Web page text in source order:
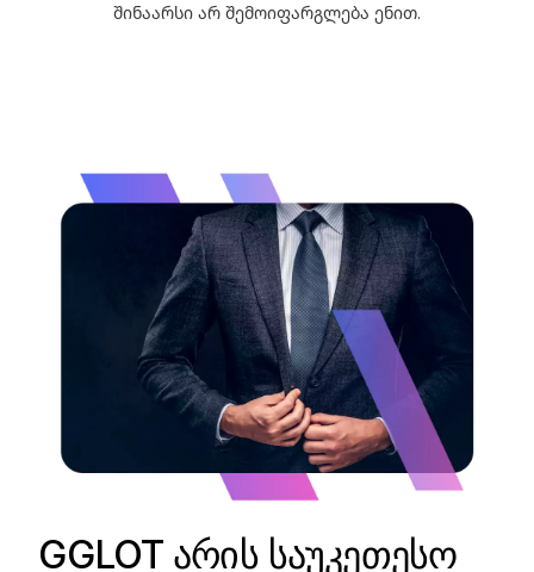
შინაარსი არ შემოიფარგლება ენით.
GGLOT არის საუკეთესო